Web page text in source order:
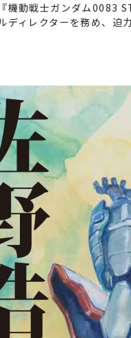
機動戦士ガンダム0083
ディレクターを務め、